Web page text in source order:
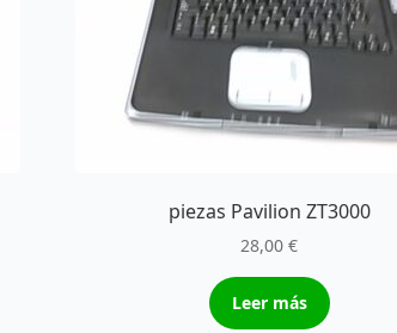
piezas Pavilion ZT3000
28,00€
Leer más